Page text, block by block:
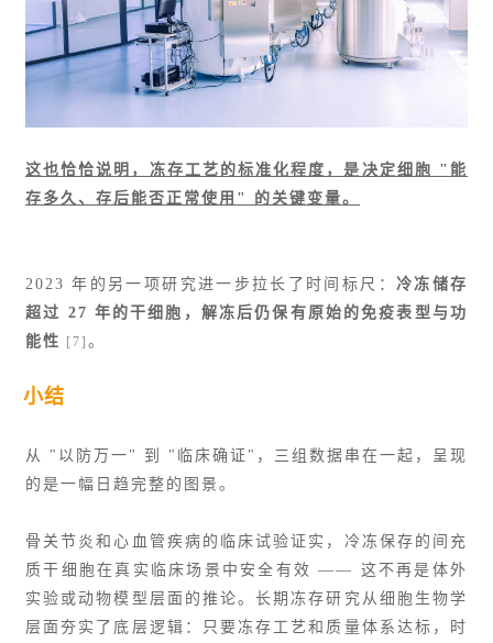
这也恰恰说明，冻存工艺的标准化程度，是决定细胞 "能
存多久、存后能否正常使用" 的关键变量。
2023 年的另一项研究进一步拉长了时间标尺： 冷冻储存
超过 27 年的干细胞，解冻后仍保有原始的免疫表型与功
能性
[7] 。
小结
从 "以防万一" 到 "临床确证"，三组数据串在一起，呈现
的是一幅日趋完整的图景。
骨关节炎和心血管疾病的临床试验证实，冷冻保存的间充
质干细胞在真实临床场景中安全有效 —— 这不再是体外
实验或动物模型层面的推论。长期冻存研究从细胞生物学
层面夯实了底层逻辑：只要冻存工艺和质量体系达标，时